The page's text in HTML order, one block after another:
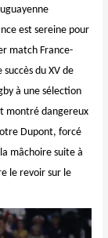
est sereine pour
match France-
du XV de
à une sélection
montré dangereux
Dupont, forcé
mâchoire suite à
le revoir sur le